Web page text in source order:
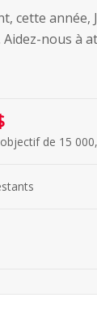
cette année,
nous à
de 15